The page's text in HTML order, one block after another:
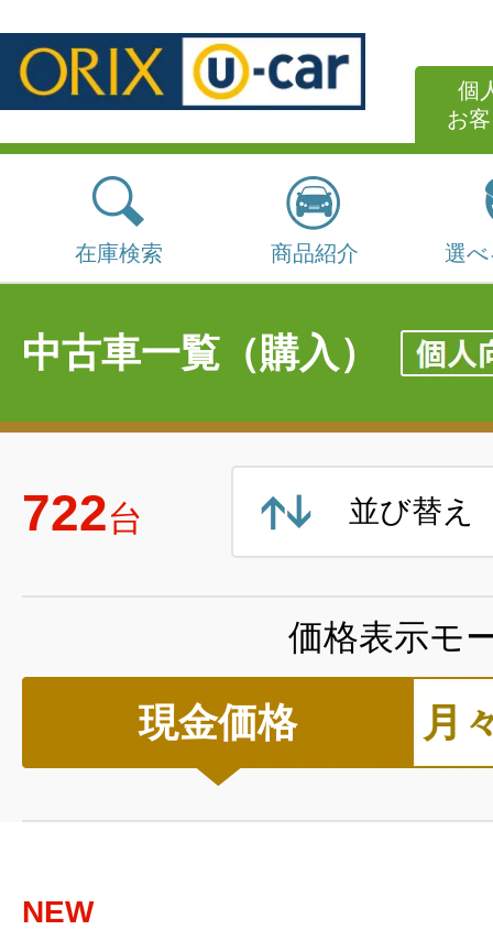
個
お
在庫検索 商品紹介 選
中古車一覧（購入）
722台 並び替え
価格表示モ
現金価格 月
NEW